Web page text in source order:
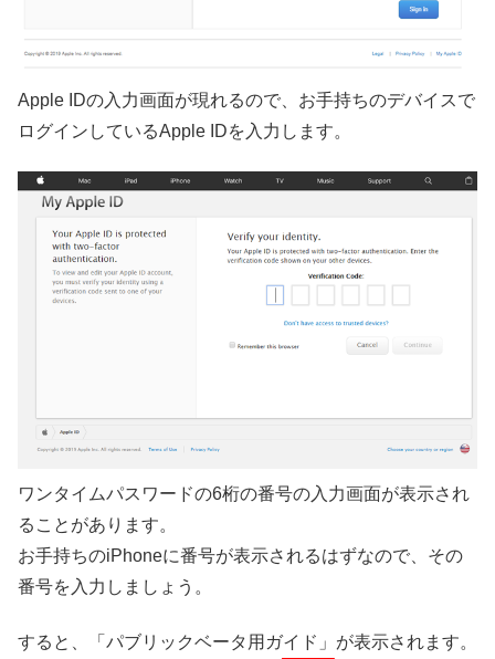
Apple IDの入力画面が現れるので、お手持ちのデバイスで
ログインしているApple IDを入力します。
ワンタイムパスワードの6桁の番号の入力画面が表示され
ることがあります。
お手持ちのiPhoneに番号が表示されるはずなので、その
番号を入力しましょう。
すると、「パブリックベータ用ガイド」が表示されます。